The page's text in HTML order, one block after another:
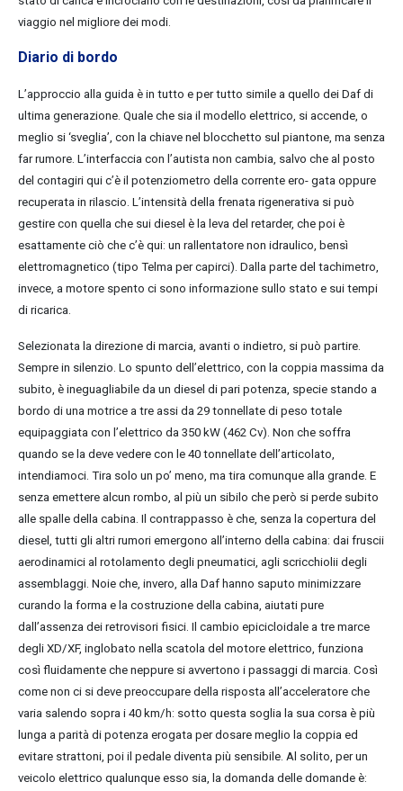
viaggio nel migliore dei modi.
Diario di bordo
L’approccio alla guida è in tutto e per tutto simile a quello dei Daf di
ultima generazione. Quale che sia il modello elettrico, si accende, o
meglio si ‘sveglia’, con la chiave nel blocchetto sul piantone, ma senza
far rumore. L’interfaccia con l’autista non cambia, salvo che al posto
del contagiri qui c’è il potenziometro della corrente ero- gata oppure
recuperata in rilascio. L’intensità della frenata rigenerativa si può
gestire con quella che sui diesel è la leva del retarder, che poi è
esattamente ciò che c’è qui: un rallentatore non idraulico, bensì
elettromagnetico (tipo Telma per capirci). Dalla parte del tachimetro,
invece, a motore spento ci sono informazione sullo stato e sui tempi
di ricarica.
Selezionata la direzione di marcia, avanti o indietro, si può partire.
Sempre in silenzio. Lo spunto dell’elettrico, con la coppia massima da
subito, è ineguagliabile da un diesel di pari potenza, specie stando a
bordo di una motrice a tre assi da 29 tonnellate di peso totale
equipaggiata con l’elettrico da 350 kW (462 Cv). Non che soffra
quando se la deve vedere con le 40 tonnellate dell’articolato,
intendiamoci. Tira solo un po’ meno, ma tira comunque alla grande. E
senza emettere alcun rombo, al più un sibilo che però si perde subito
alle spalle della cabina. Il contrappasso è che, senza la copertura del
diesel, tutti gli altri rumori emergono all’interno della cabina: dai fruscii
aerodinamici al rotolamento degli pneumatici, agli scricchiolii degli
assemblaggi. Noie che, invero, alla Daf hanno saputo minimizzare
curando la forma e la costruzione della cabina, aiutati pure
dall’assenza dei retrovisori fisici. Il cambio epicicloidale a tre marce
degli XD/XF, inglobato nella scatola del motore elettrico, funziona
così fluidamente che neppure si avvertono i passaggi di marcia. Così
come non ci si deve preoccupare della risposta all’acceleratore che
varia salendo sopra i 40 km/h: sotto questa soglia la sua corsa è più
lunga a parità di potenza erogata per dosare meglio la coppia ed
evitare strattoni, poi il pedale diventa più sensibile. Al solito, per un
veicolo elettrico qualunque esso sia, la domanda delle domande è: